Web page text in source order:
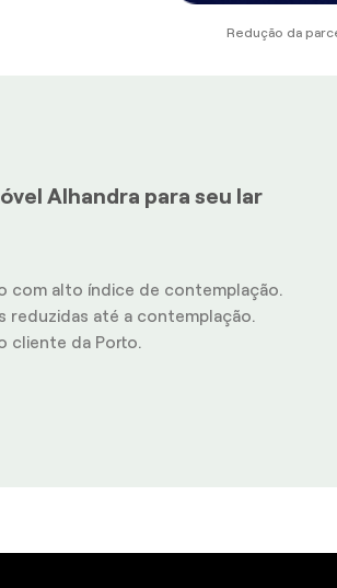
Redução da
Alhandra para seu lar
com alto índice de contemplação.
reduzidas até a contemplação.
cliente da Porto.